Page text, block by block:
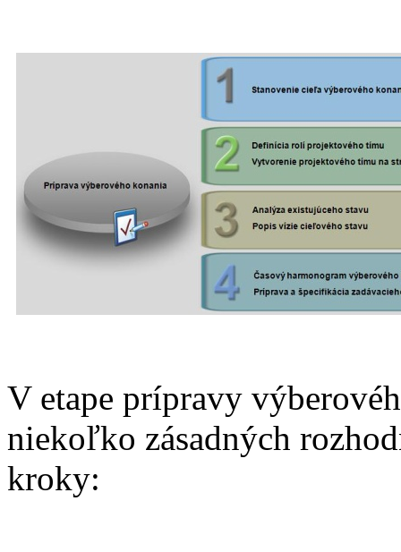
V etape prípravy
niekoľko zásadných
kroky: